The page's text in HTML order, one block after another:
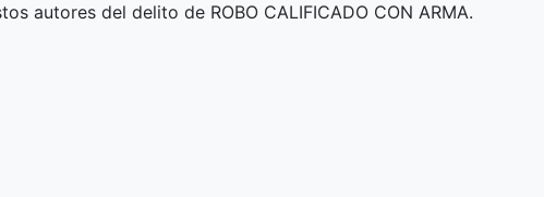
autores del delito de ROBO CALIFICADO CON ARMA.